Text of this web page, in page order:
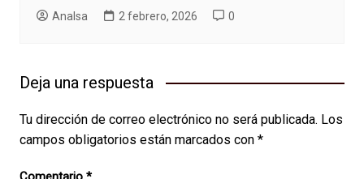
AnaIsa 2 febrero, 2026 0
Deja una respuesta
Tu dirección de correo electrónico no será publicada. Los
campos obligatorios están marcados con *